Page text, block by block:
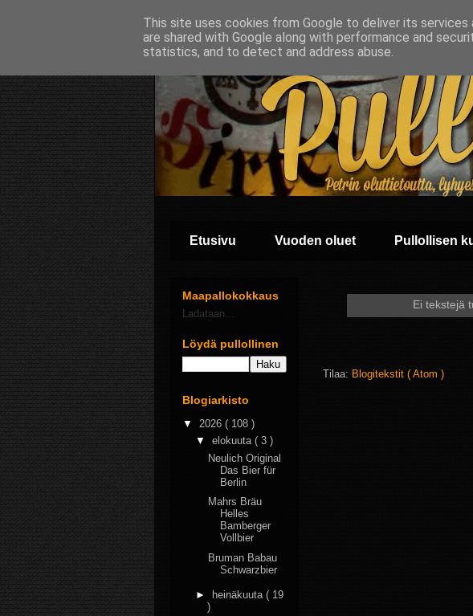
Etusivu Vuoden oluet Pullollisen
Ei tekstejä
Tilaa: Blogitekstit ( Atom )
Maapallokokkaus
Ladataan...
Löydä pullollinen
Blogiarkisto
▼ 2026 ( 108 )
▼ elokuuta ( 3 )
Neulich Original
Das Bier für
Berlin
Mahrs Bräu
Helles
Bamberger
Vollbier
Bruman Babau
Schwarzbier
► heinäkuuta ( 19
)
This site uses cookies from Google to deliver its
are shared with Google along with performance and
statistics, and to detect and address abuse.